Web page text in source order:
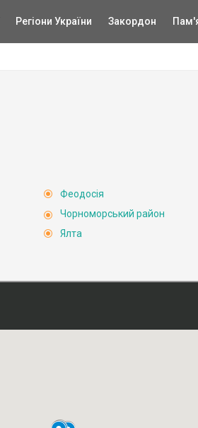
Регіони України Закордон
Феодосія
Чорноморський район
Ялта